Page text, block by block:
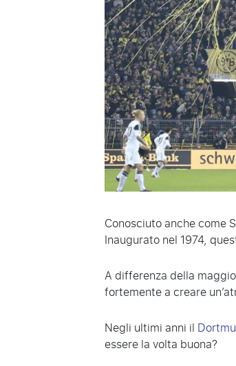
Conosciuto anche come
Inaugurato nel 1974,
A differenza della
fortemente a creare
Negli ultimi anni il
essere la volta buona?